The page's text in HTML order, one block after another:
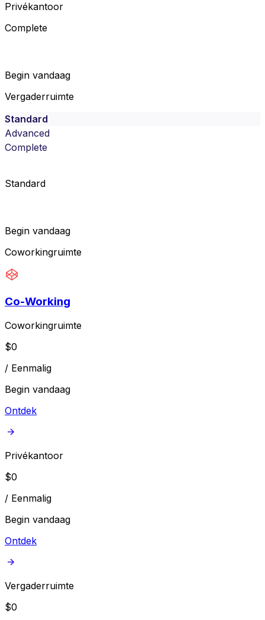
Privékantoor
Complete
Begin vandaag
Vergaderruimte
Standard
Advanced
Complete
Standard
Begin vandaag
Coworkingruimte
Co-Working
Coworkingruimte
$0
/ Eenmalig
Begin vandaag
Ontdek
Privékantoor
$0
/ Eenmalig
Begin vandaag
Ontdek
Vergaderruimte
$0